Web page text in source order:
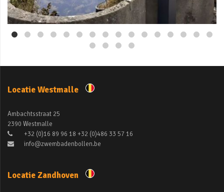
Mei 3
Locatie Westmalle
Ambachtsstraat 25
2390 Westmalle
+32 (0)16 89 96 18 +32 (0)486 33 57 16
info@zwembadenbollen.be
Locatie Zandhoven